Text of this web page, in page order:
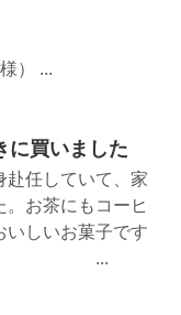
...
に買いました
赴任していて、家
。お茶にもコーヒ
いしいお菓子です
...